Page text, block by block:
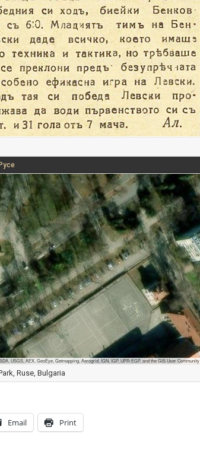
USGS, AEX, GeoEye, Getmapping, Aerogrid, IGN, IGP, UPR-EGP, and the GIS User Community
Ruse, Bulgaria
Email Print